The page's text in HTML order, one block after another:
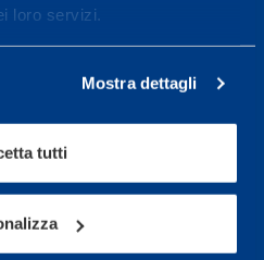
loro servizi.
Mostra dettagli
tutti
for high
and well-